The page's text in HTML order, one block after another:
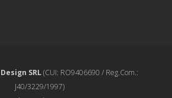
SRL(CUI: RO9406690 / Reg.Com.:
J40/3229/1997)